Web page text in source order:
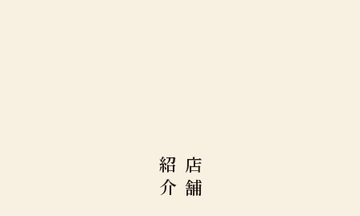
店
舗
紹
介